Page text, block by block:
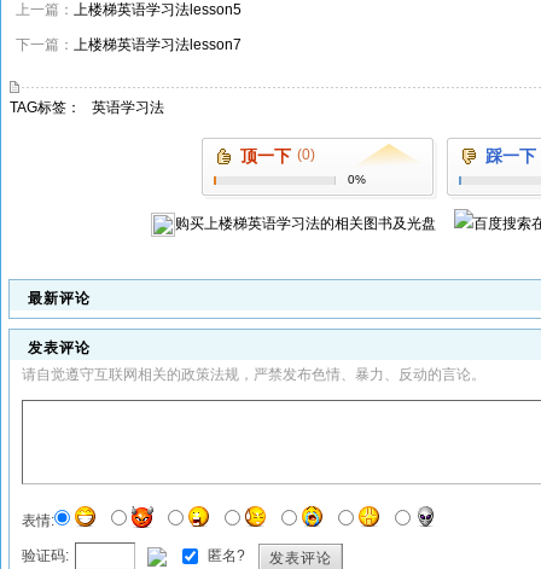
上一篇： 上楼梯英语学习法lesson5
下一篇： 上楼梯英语学习法lesson7
TAG标签： 英语学习法
顶一下 (0)
0%
踩一下
购买上楼梯英语学习法的相关图书及光盘
最新评论
发表评论
请自觉遵守互联网相关的政策法规，严禁发布色情、暴力、反动的言论。
表情:
验证码: 匿名? 发表评论